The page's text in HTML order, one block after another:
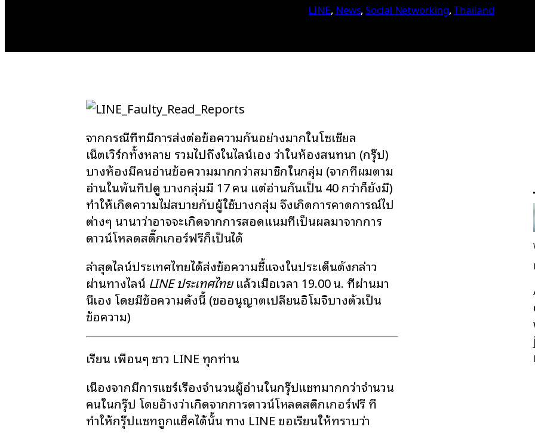
LINE, News, Social Networking, Thailand
จากกรณีที่ทมีการส่งต่อข้อความกันอย่างมากในโซเชียล
เน็ตเวิร์กทั้งหลาย รวมไปถึงในไลน์เอง ว่าในห้องสนทนา (กรุ๊ป)
บางห้องมีคนอ่านข้อความมากกว่าสมาชิกในกลุ่ม (จากที่ผมตาม
อ่านในพันทิปดู บางกลุ่มมี 17 คน แต่อ่านกันเป็น 40 กว่าก็ยังมี)
ทำให้เกิดความไม่สบายกับผู้ใช้บางกลุ่ม จึงเกิดการคาดการณ์ไป
ต่างๆ นานาว่าอาจจะเกิดจากการสอดแนมที่เป็นผลมาจากการ
ดาวน์โหลดสติ๊กเกอร์ฟรีก็เป็นได้
ล่าสุดไลน์ประเทศไทยได้ส่งข้อความชี้แจงในประเด็นดังกล่าว
ผ่านทางไลน์ LINE ประเทศไทยแล้วเมื่อเวลา 19.00 น. ที่ผ่านมา
นี่เอง โดยมีข้อความดังนี้ (ขออนุญาตเปลี่ยนอิโมจิบางตัวเป็น
ข้อความ)
เรียน เพื่อนๆ ชาว LINE ทุกท่าน
เนื่องจากมีการแชร์เรื่องจำนวนผู้อ่านในกรุ๊ปแชทมากกว่าจำนวน
คนในกรุ๊ป โดยอ้างว่าเกิดจากการดาวน์โหลดสติกเกอร์ฟรี ที่
ทำให้กรุ๊ปแชทถูกแฮ็คได้นั้น ทาง LINE ขอเรียนให้ทราบว่า